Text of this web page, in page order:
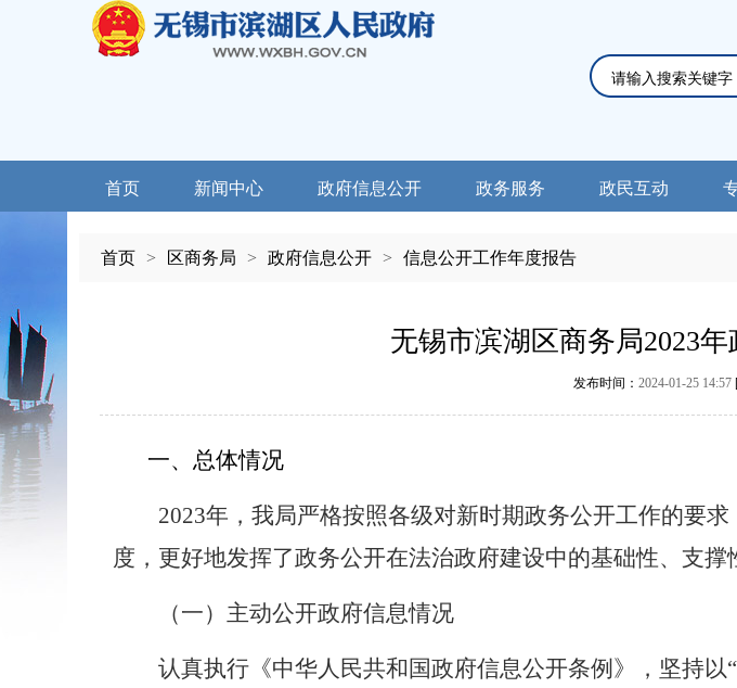
首页 新闻中心 政府信息公开 政务服务 政民互动
首页 > 区商务局 > 政府信息公开 > 信息公开工作年度报告
无锡市滨湖区商务局2023
发布时间： 2024-01-25 14:57
一、总体情况
2023年，我局严格按照各级对新时期政务公开工作的要
度，更好地发挥了政务公开在法治政府建设中的基础性、支撑
（一）主动公开政府信息情况
认真执行《中华人民共和国政府信息公开条例》，坚持